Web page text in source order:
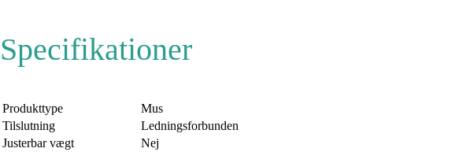
Specifikationer
Produkttype
Mus
Tilslutning
Ledningsforbunden
Justerbar vægt
Nej